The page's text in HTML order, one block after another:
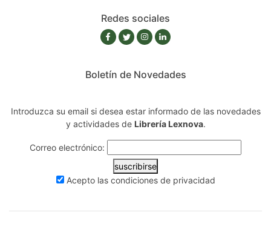
Redes sociales
Boletín de Novedades
Introduzca su email si desea estar informado de las novedades
y actividades de Librería Lexnova.
Correo electrónico:
suscribirse
Acepto las condiciones de privacidad